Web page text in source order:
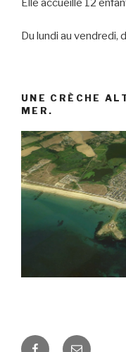
Elle accueille 12
Du lundi au vendredi,
UNE CRÈCHE
MER.
Facebook
E-